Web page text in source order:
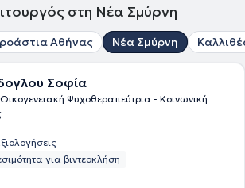
στη Νέα Σμύρνη
Αθήνας Νέα Σμύρνη
Σοφία
Ψυχοθεραπεύτρια - Κοινωνική
για βιντεοκλήση